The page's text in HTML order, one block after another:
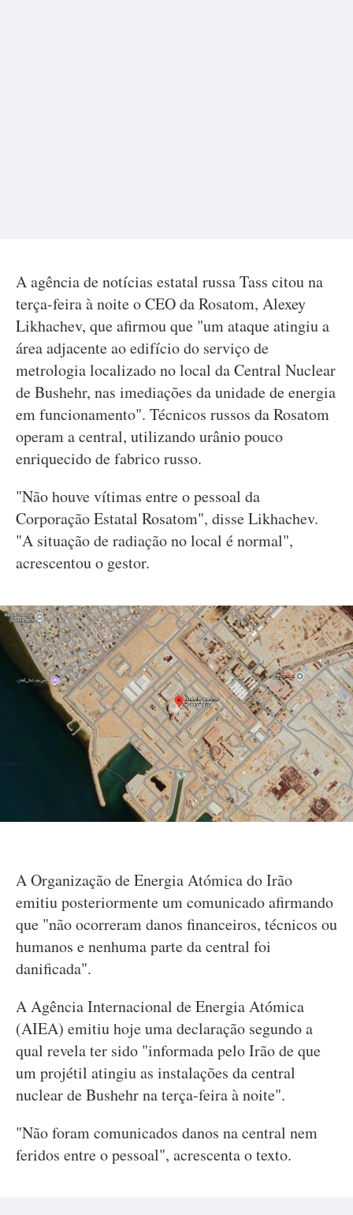
A agência de notícias estatal russa Tass citou na
terça-feira à noite o CEO da Rosatom, Alexey
Likhachev, que afirmou que "um ataque atingiu a
área adjacente ao edifício do serviço de
metrologia localizado no local da Central Nuclear
de Bushehr, nas imediações da unidade de energia
em funcionamento". Técnicos russos da Rosatom
operam a central, utilizando urânio pouco
enriquecido de fabrico russo.
"Não houve vítimas entre o pessoal da
Corporação Estatal Rosatom", disse Likhachev.
"A situação de radiação no local é normal",
acrescentou o gestor.
A Organização de Energia Atómica do Irão
emitiu posteriormente um comunicado afirmando
que "não ocorreram danos financeiros, técnicos ou
humanos e nenhuma parte da central foi
danificada".
A Agência Internacional de Energia Atómica
(AIEA) emitiu hoje uma declaração segundo a
qual revela ter sido "informada pelo Irão de que
um projétil atingiu as instalações da central
nuclear de Bushehr na terça-feira à noite".
"Não foram comunicados danos na central nem
feridos entre o pessoal", acrescenta o texto.